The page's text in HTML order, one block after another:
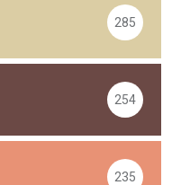
285
254
235